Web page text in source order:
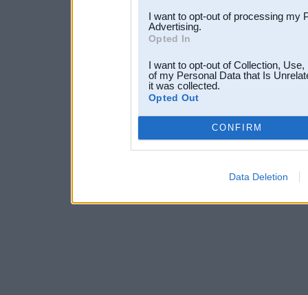
I want to opt-out of processing my
Advertising.
Opted In
I want to opt-out of Collection,
of my Personal Data that Is
it was collected.
Opted Out
CONFIRM
Data Deletion